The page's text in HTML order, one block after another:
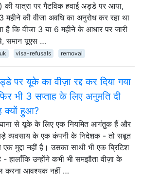
की यात्रा पर गैटविक हवाई अड्डे पर आया,
महीने की वीजा अवधि का अनुरोध कर रहा था
है कि वीजा 3 या 6 महीने के आधार पर जारी
समान यूएस …
uk visa-refusals removal
पर यूके का वीज़ा रद्द कर दिया गया
भी 3 सप्ताह के लिए अनुमति दी
क्यों हुआ?
घाना से यूके के लिए एक नियमित आगंतुक हैं और
व्यवसाय के एक कंपनी के निदेशक - तो सबूत
मुद्दा नहीं है। उसका साथी भी एक ब्रिटिश
- हालाँकि उन्होंने कभी भी समझौता वीज़ा के
करना आवश्यक नहीं …